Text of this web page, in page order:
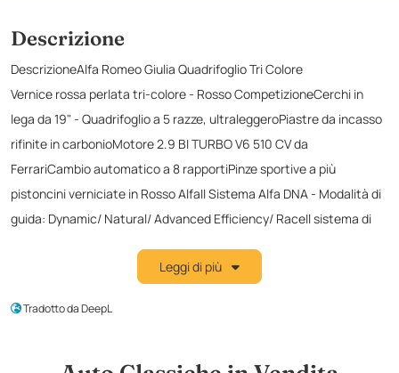
Descrizione
DescrizioneAlfa Romeo Giulia Quadrifoglio Tri Colore
Vernice rossa perlata tri-colore - Rosso CompetizioneCerchi in
lega da 19" - Quadrifoglio a 5 razze, ultraleggeroPiastre da incasso
rifinite in carbonioMotore 2.9 BI TURBO V6 510 CV da
FerrariCambio automatico a 8 rapportiPinze sportive a più
pistoncini verniciate in Rosso AlfaIl Sistema Alfa DNA - Modalità di
guida: Dynamic/ Natural/ Advanced Efficiency/ RaceIl sistema di
slittamento limitato -. Differenziale a slittamento
pezzi.grafiteAlfa Racing per il paraurti posterioreSpooner in
carbonio Spoiler sul portellone posteriore in carbonio Specchietti
Leggi di più
Tradotto da DeepL